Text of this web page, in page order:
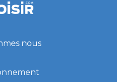
nous